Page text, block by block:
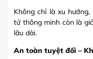
Không chỉ là xu
tử thông minh còn là
lâu dài.
An toàn tuyệt đối –